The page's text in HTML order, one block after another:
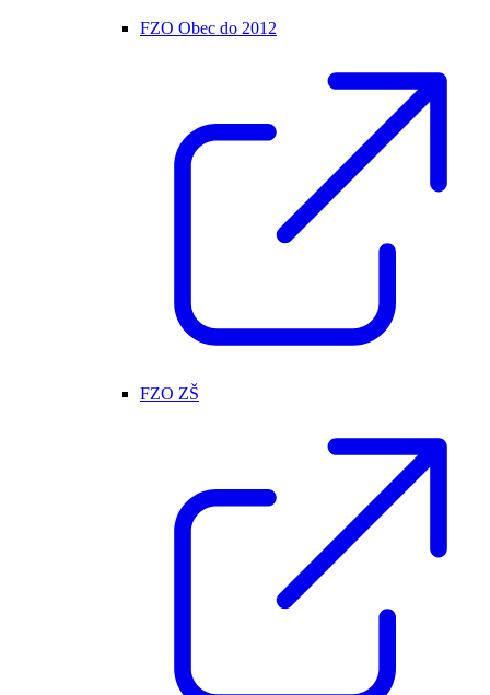
FZO Obec do 2012
FZO ZŠ